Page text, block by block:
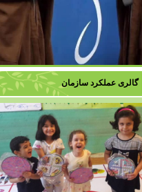
گالری عملکرد سازمان